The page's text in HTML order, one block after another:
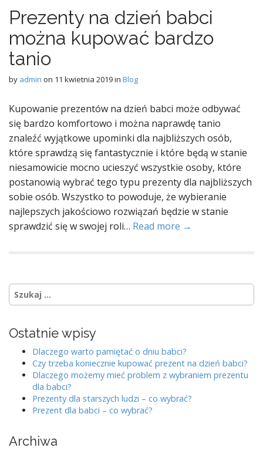
Prezenty na dzień babci
można kupować bardzo
tanio
by admin on 11 kwietnia 2019in Blog
Kupowanie prezentów na dzień babci może odbywać
się bardzo komfortowo i można naprawdę tanio
znaleźć wyjątkowe upominki dla najbliższych osób,
które sprawdzą się fantastycznie i które będą w stanie
niesamowicie mocno ucieszyć wszystkie osoby, które
postanowią wybrać tego typu prezenty dla najbliższych
sobie osób. Wszystko to powoduje, że wybieranie
najlepszych jakościowo rozwiązań będzie w stanie
sprawdzić się w swojej roli… Read more →
S
z
a
Ostatnie wpisy
Dlaczego warto pamiętać o dniu babci?
Czy trzeba koniecznie kupować prezent na dzień babci?
Dlaczego możemy mieć problem z wybraniem prezentu
dla babci?
Prezenty dla starszych ludzi – co wybrać?
Prezent dla babci – co wybrać?
Archiwa